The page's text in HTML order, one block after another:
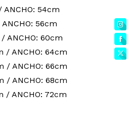
ANCHO: 54cm
56cm
ANCHO: 60cm
/ ANCHO: 64cm
/ ANCHO: 66cm
/ ANCHO: 68cm
/ ANCHO: 72cm